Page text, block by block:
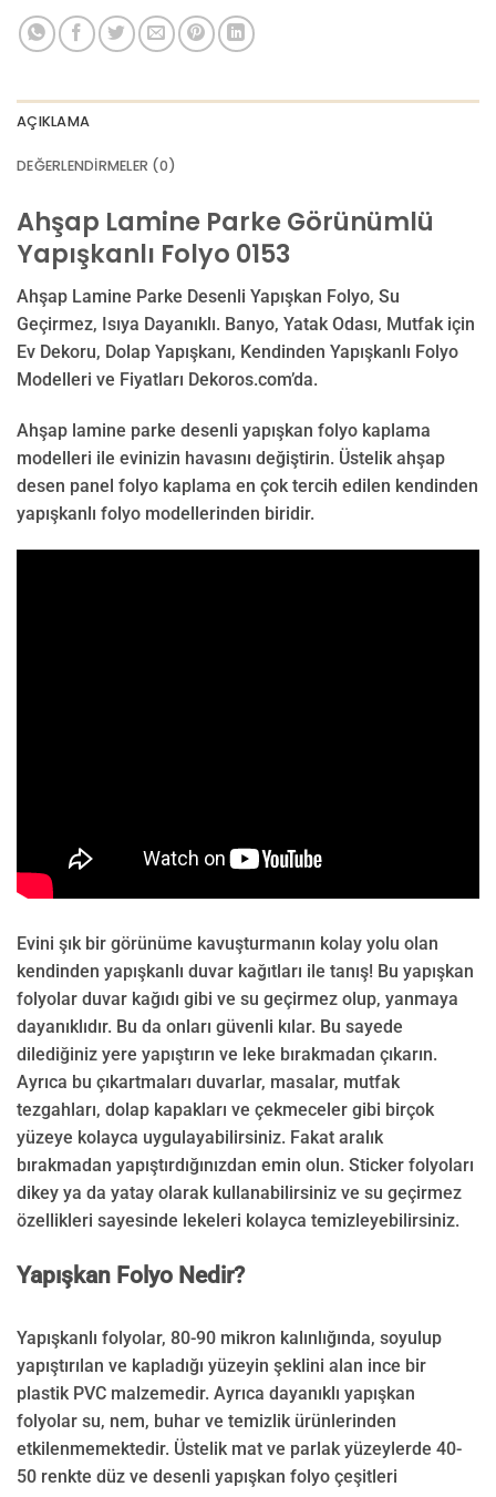
AÇIKLAMA
DEĞERLENDIRMELER (0)
Ahşap Lamine Parke Görünümlü
Yapışkanlı Folyo 0153
Ahşap Lamine Parke Desenli Yapışkan Folyo, Su
Geçirmez, Isıya Dayanıklı. Banyo, Yatak Odası, Mutfak için
Ev Dekoru, Dolap Yapışkanı, Kendinden Yapışkanlı Folyo
Modelleri ve Fiyatları Dekoros.com’da.
Ahşap lamine parke desenli yapışkan folyo kaplama
modelleri ile evinizin havasını değiştirin. Üstelik ahşap
desen panel folyo kaplama en çok tercih edilen kendinden
yapışkanlı folyo modellerinden biridir.
Evini şık bir görünüme kavuşturmanın kolay yolu olan
kendinden yapışkanlı duvar kağıtları ile tanış! Bu yapışkan
folyolar duvar kağıdı gibi ve su geçirmez olup, yanmaya
dayanıklıdır. Bu da onları güvenli kılar. Bu sayede
dilediğiniz yere yapıştırın ve leke bırakmadan çıkarın.
Ayrıca bu çıkartmaları duvarlar, masalar, mutfak
tezgahları, dolap kapakları ve çekmeceler gibi birçok
yüzeye kolayca uygulayabilirsiniz. Fakat aralık
bırakmadan yapıştırdığınızdan emin olun. Sticker folyoları
dikey ya da yatay olarak kullanabilirsiniz ve su geçirmez
özellikleri sayesinde lekeleri kolayca temizleyebilirsiniz.
Yapışkan Folyo Nedir?
Yapışkanlı folyolar, 80-90 mikron kalınlığında, soyulup
yapıştırılan ve kapladığı yüzeyin şeklini alan ince bir
plastik PVC malzemedir. Ayrıca dayanıklı yapışkan
folyolar su, nem, buhar ve temizlik ürünlerinden
etkilenmemektedir. Üstelik mat ve parlak yüzeylerde 40-
50 renkte düz ve desenli yapışkan folyo çeşitleri